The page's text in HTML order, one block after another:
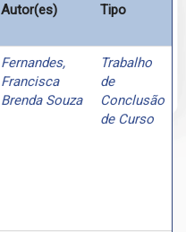
Autor(es) Tipo
Fernandes,
Francisca
Brenda Souza
Trabalho
de
Conclusão
de Curso